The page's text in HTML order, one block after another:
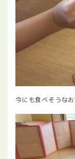
今にも食べそうな